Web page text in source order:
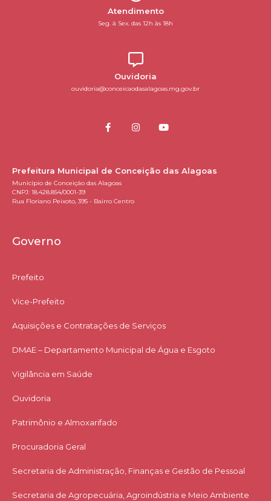
Atendimento
Seg. à Sex. das 12h às 18h
Ouvidoria
ouvidoria@conceicaodasalagoas.mg.gov.br
Prefeitura Municipal de Conceição das Alagoas
Município de Conceição das Alagoas
CNPJ: 18.428.854/0001-39
Rua Floriano Peixoto, 395 - Bairro Centro
Governo
Prefeito
Vice-Prefeito
Aquisições e Contratações de Serviços​
DMAE – Departamento Municipal de Água e Esgoto
Vigilância em Saúde
Ouvidoria
Patrimônio e Almoxarifado
Procuradoria Geral
Secretaria de Administração, Finanças e Gestão de Pessoal
Secretaria de Agropecuária, Agroindústria e Meio Ambiente